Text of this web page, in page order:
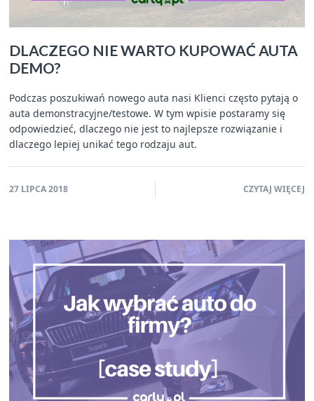
DLACZEGO NIE WARTO KUPOWAĆ AUTA
DEMO?
Podczas poszukiwań nowego auta nasi Klienci często pytają o
auta demonstracyjne/testowe. W tym wpisie postaramy się
odpowiedzieć, dlaczego nie jest to najlepsze rozwiązanie i
dlaczego lepiej unikać tego rodzaju aut.
27 LIPCA 2018 CZYTAJ WIĘCEJ